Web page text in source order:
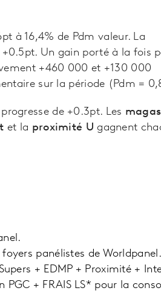
à 16,4% de Pdm valeur. La
Un gain porté à la fois
+460 000 et +130 000
sur la période (Pdm =
de +0.3pt. Les
et la proximité U gagnent
panélistes de
+ EDMP + Proximité +
PGC + FRAIS LS* pour la